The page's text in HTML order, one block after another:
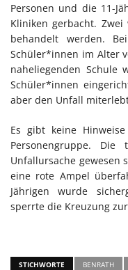
Personen und die 11-
Kliniken gerbacht.
behandelt werden.
Schüler*innen im Alter
naheliegenden Schule
Schüler*innen
aber den Unfall
Es gibt keine
Personengruppe.
Unfallursache gewesen
eine rote Ampel
Jährigen wurde
sperrte die Kreuzung
STICHWORTE BENRATH